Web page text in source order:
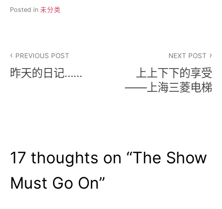
Posted in 未分类
章
PREVIOUS POST
昨天的日记……
NEXT POST
上上下下的享受
——上海三菱电梯
17 thoughts on “The Show
Must Go On”